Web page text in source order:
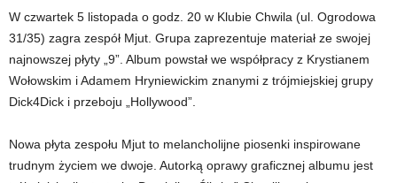
W czwartek 5 listopada o godz. 20 w Klubie Chwila (ul. Ogrodowa
31/35) zagra zespół Mjut. Grupa zaprezentuje materiał ze swojej
najnowszej płyty „9”. Album powstał we współpracy z Krystianem
Wołowskim i Adamem Hryniewickim znanymi z trójmiejskiej grupy
Dick4Dick i przeboju „Hollywood”.
Nowa płyta zespołu Mjut to melancholijne piosenki inspirowane
trudnym życiem we dwoje. Autorką oprawy graficznej albumu jest